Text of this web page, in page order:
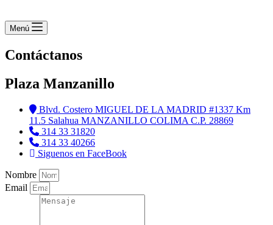
Menú
Contáctanos
Plaza Manzanillo
Blvd. Costero MIGUEL DE LA MADRID #1337 Km
11.5 Salahua MANZANILLO COLIMA C.P. 28869
314 33 31820
314 33 40266
Siguenos en FaceBook
Nombre
Email